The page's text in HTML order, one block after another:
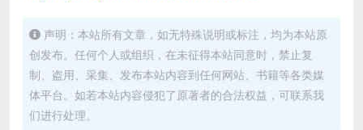
声明：本站所有文章，如无特殊说明或标注，均为本站原
创发布。任何个人或组织，在未征得本站同意时，禁止复
制、盗用、采集、发布本站内容到任何网站、书籍等各类媒
体平台。如若本站内容侵犯了原著者的合法权益，可联系我
们进行处理。